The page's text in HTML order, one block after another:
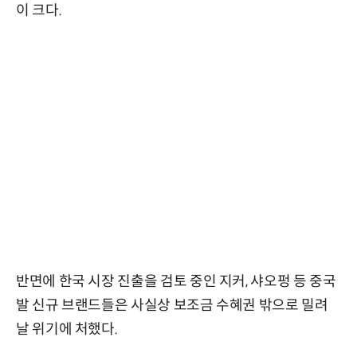
이 크다.
반면에 한국 시장 진출을 검토 중인 지커, 샤오펑 등 중국
발 신규 브랜드들은 사실상 보조금 수혜권 밖으로 밀려
날 위기에 처했다.